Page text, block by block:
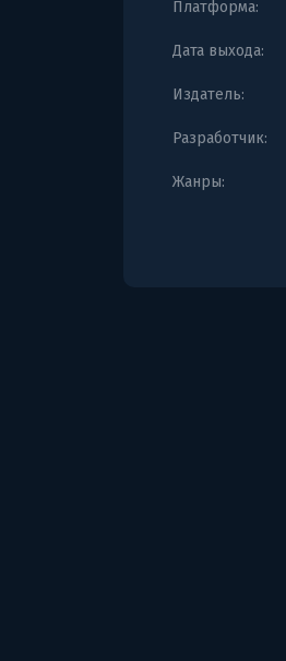
Платформа:
Дата выхода:
Издатель:
Разработчик:
Жанры: